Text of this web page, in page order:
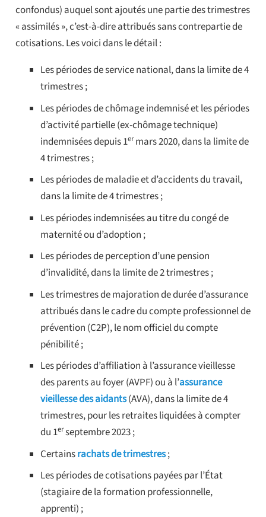
confondus) auquel sont ajoutés une partie des trimestres
« assimilés », c’est-à-dire attribués sans contrepartie de
cotisations. Les voici dans le détail :
Les périodes de service national, dans la limite de 4
trimestres ;
Les périodes de chômage indemnisé et les périodes
d’activité partielle (ex-chômage technique)
indemnisées depuis 1ermars 2020, dans la limite de
4 trimestres ;
Les périodes de maladie et d’accidents du travail,
dans la limite de 4 trimestres ;
Les périodes indemnisées au titre du congé de
maternité ou d’adoption ;
Les périodes de perception d’une pension
d’invalidité, dans la limite de 2 trimestres ;
Les trimestres de majoration de durée d’assurance
attribués dans le cadre du compte professionnel de
prévention (C2P), le nom officiel du compte
pénibilité ;
Les périodes d’affiliation à l’assurance vieillesse
des parents au foyer (AVPF) ou à l’assurance
vieillesse des aidants(AVA), dans la limite de 4
trimestres, pour les retraites liquidées à compter
du 1erseptembre 2023 ;
Certainsrachats de trimestres;
Les périodes de cotisations payées par l’État
(stagiaire de la formation professionnelle,
apprenti) ;